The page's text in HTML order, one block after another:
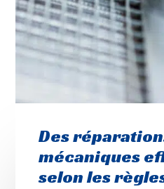
Des
mécaniques
selon les